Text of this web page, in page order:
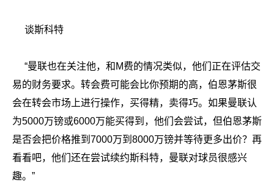
谈斯科特
“曼联也在关注他，和M费的情况类似，他们正在评估交
易的财务要求。转会费可能会比你预期的高，伯恩茅斯很
会在转会市场上进行操作，买得精，卖得巧。如果曼联认
为5000万镑或6000万能买得到，他们会尝试，但伯恩茅斯
是否会把价格推到7000万到8000万镑并等待更多出价？再
看看吧，他们还在尝试续约斯科特，曼联对球员很感兴
趣。”